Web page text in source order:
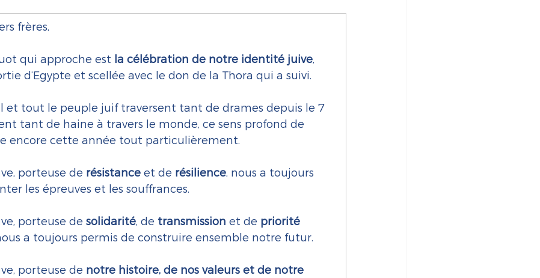
frères,
qui approche est la célébration de notre identité juive,
d’Egypte et scellée avec le don de la Thora qui a suivi.
et tout le peuple juif traversent tant de drames depuis le 7
tant de haine à travers le monde, ce sens profond de
encore cette année tout particulièrement.
porteuse de résistance et de résilience, nous a toujours
les épreuves et les souffrances.
porteuse de solidarité, de transmission et de priorité
a toujours permis de construire ensemble notre futur.
porteuse de notre histoire, de nos valeurs et de notre